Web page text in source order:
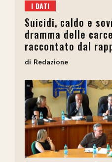
I DATI
Suicidi, caldo e
dramma delle
raccontato dal
Redazione